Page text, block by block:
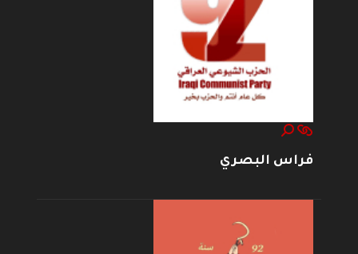
فراس البصري